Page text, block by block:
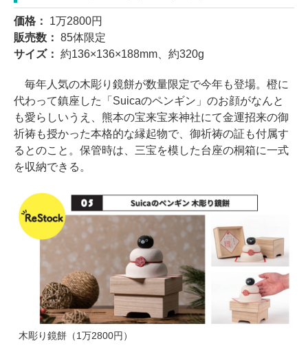
価格： 1万2800円
販売数： 85体限定
サイズ： 約136×136×188mm、約320g
毎年人気の木彫り鏡餅が数量限定で今年も登場。橙に
代わって鎮座した「Suicaのペンギン」のお顔がなんと
も愛らしいうえ、熊本の宝来宝来神社にて金運招来の御
祈祷も授かった本格的な縁起物で、御祈祷の証も付属す
るとのこと。保管時は、三宝を模した台座の桐箱に一式
を収納できる。
木彫り鏡餅（1万2800円）